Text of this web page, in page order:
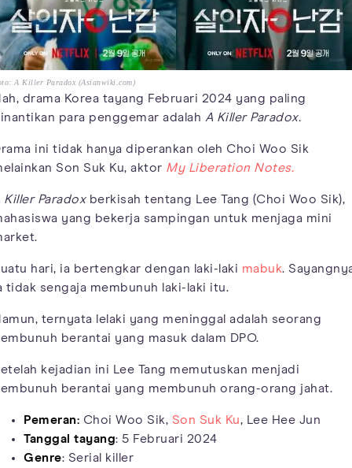
A Killer Paradox (Asianwiki.com)
drama Korea tayang Februari 2024 yang paling
para penggemar adalah A Killer Paradox.
ini tidak hanya diperankan oleh Choi Woo Sik
Son Suk Ku, aktor My Liberation Notes.
Killer Paradoxberkisah tentang Lee Tang (Choi Woo Sik),
yang bekerja sampingan untuk menjaga mini
hari, ia bertengkar dengan laki-laki mabuk.
tidak sengaja membunuh laki-laki itu.
ternyata lelaki yang meninggal adalah seorang
berantai yang masuk dalam DPO.
kejadian ini Lee Tang memutuskan menjadi
berantai yang membunuh orang-orang jahat.
Pemeran: Choi Woo Sik, Son Suk Ku, Lee Hee Jun
Tanggal tayang: 5 Februari 2024
Genre: Serial killer